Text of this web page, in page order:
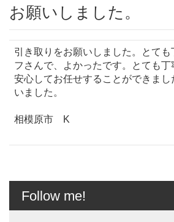
お願いしました。
引き取りをお願いしました。とて
フさんで、よかったです。とても
安心してお任せすることができま
いました。
相模原市 K
Follow me!